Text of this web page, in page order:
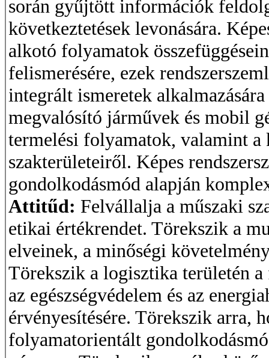
során gyűjtött információk
következtetések levonására.
alkotó folyamatok
felismerésére, ezek
integrált ismeretek
megvalósító járművek és mobil
termelési folyamatok, valamint
szakterületeiről. Képes
gondolkodásmód alapján
Attitűd: Felvállalja a műszaki
etikai értékrendet. Törekszik a
elveinek, a minőségi
Törekszik a logisztika területén a
az egészségvédelem és az
érvényesítésére. Törekszik arra,
folyamatorientált